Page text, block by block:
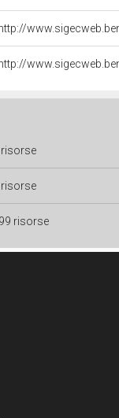
risorse
risorse
risorse